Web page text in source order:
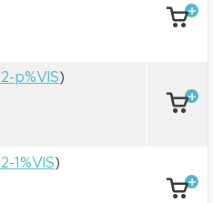
p%VIS)
1%VIS)